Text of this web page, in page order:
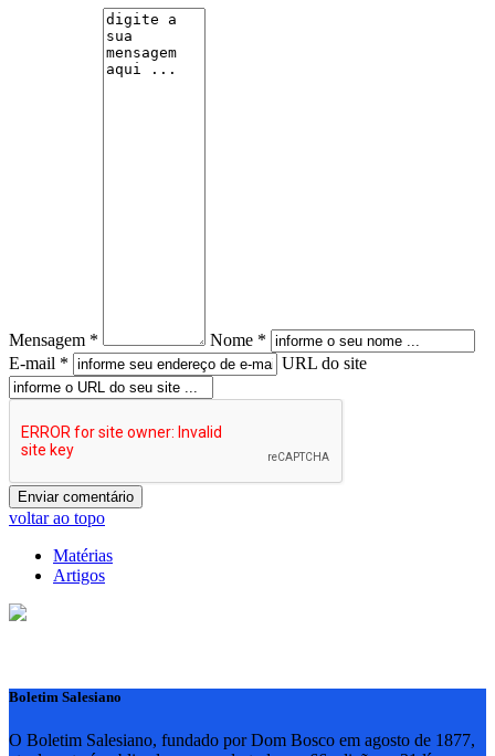
Mensagem *
Nome *
E-mail *
URL do site
voltar ao topo
Matérias
Artigos
Boletim Salesiano
O Boletim Salesiano, fundado por Dom Bosco em agosto de 1877,